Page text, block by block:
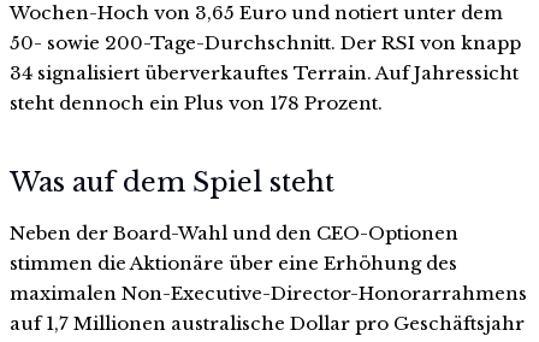
Wochen-Hoch von 3,65 Euro und notiert unter dem
50- sowie 200-Tage-Durchschnitt. Der RSI von knapp
34 signalisiert überverkauftes Terrain. Auf Jahressicht
steht dennoch ein Plus von 178 Prozent.
Was auf dem Spiel steht
Neben der Board-Wahl und den CEO-Optionen
stimmen die Aktionäre über eine Erhöhung des
maximalen Non-Executive-Director-Honorarrahmens
auf 1,7 Millionen australische Dollar pro Geschäftsjahr